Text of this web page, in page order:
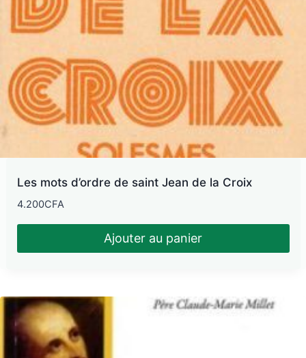
Les mots d’ordre de saint Jean de la Croix
4.200CFA
Ajouter au panier